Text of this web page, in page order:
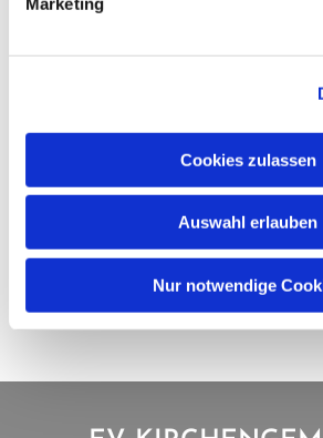
Cookies zulassen
Auswahl erlauben
Nur notwendige